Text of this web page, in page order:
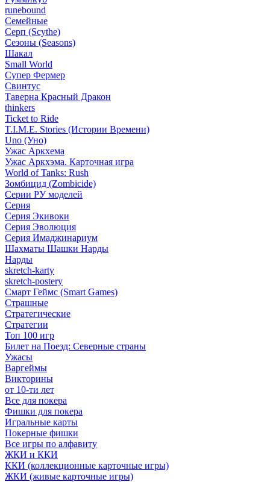
runebound
Семейные
Серп (Scythe)
Сезоны (Seasons)
Шакал
Small World
Супер Фермер
Свинтус
Таверна Красный Дракон
thinkers
Ticket to Ride
T.I.M.E. Stories (Истории Времени)
Uno (Уно)
Ужас Аркхема
Ужас Аркхэма. Карточная игра
World of Tanks: Rush
Зомбицид (Zombicide)
Серии РУ моделей
Серия
Серия Экивоки
Серия Эволюция
Серия Имаджинариум
Шахматы Шашки Нарды
Нарды
skretch-karty
skretch-postery
Смарт Геймс (Smart Games)
Страшные
Стратегические
Стратегии
Топ 100 игр
Билет на Поезд: Северные страны
Ужасы
Варгеймы
Викторины
от 10-ти лет
Все для покера
Фишки для покера
Игральные карты
Покерные фишки
Все игры по алфавиту
ЖКИ и ККИ
ККИ (коллекционные карточные игры)
ЖКИ (живые карточные игры)